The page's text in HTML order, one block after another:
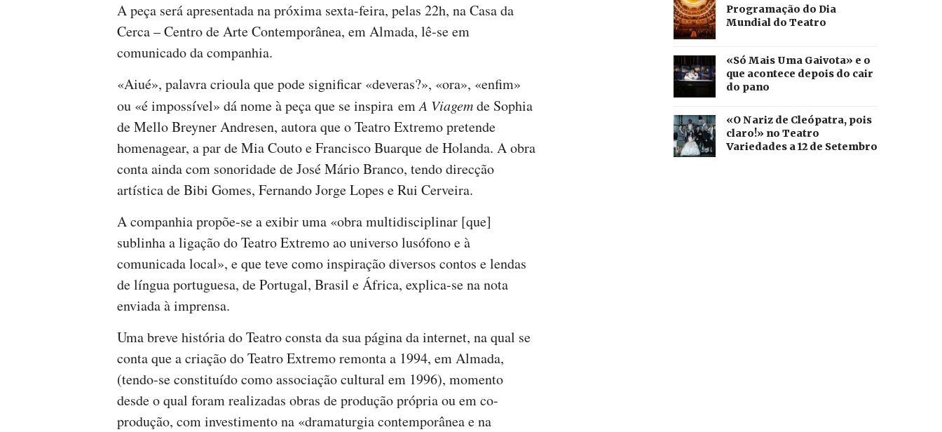
A peça será apresentada na próxima sexta-feira, pelas 22h, na Casa da
Cerca – Centro de Arte Contemporânea, em Almada, lê-se em
comunicado da companhia.
«Aiué», palavra crioula que pode significar «deveras?», «ora», «enfim»
ou «é impossível» dá nome à peça que se inspira emA Viagemde Sophia
de Mello Breyner Andresen, autora que o Teatro Extremo pretende
homenagear, a par de Mia Couto e Francisco Buarque de Holanda. A obra
conta ainda com sonoridade de José Mário Branco, tendo direcção
artística de Bibi Gomes, Fernando Jorge Lopes e Rui Cerveira.
A companhia propõe-se a exibir uma «obra multidisciplinar [que]
sublinha a ligação do Teatro Extremo ao universo lusófono e à
comunicada local», e que teve como inspiração diversos contos e lendas
de língua portuguesa, de Portugal, Brasil e África, explica-se na nota
enviada à imprensa.
Uma breve história do Teatro consta da sua página da internet, na qual se
conta que a criação do Teatro Extremo remonta a 1994, em Almada,
(tendo-se constituído como associação cultural em 1996), momento
desde o qual foram realizadas obras de produção própria ou em co-
produção, com investimento na «dramaturgia contemporânea e na
Programação do Dia
Mundial do Teatro
«Só Mais Uma Gaivota» e o
que acontece depois do cair
do pano
«O Nariz de Cleópatra, pois
claro!» no Teatro
Variedades a 12 de Setembro